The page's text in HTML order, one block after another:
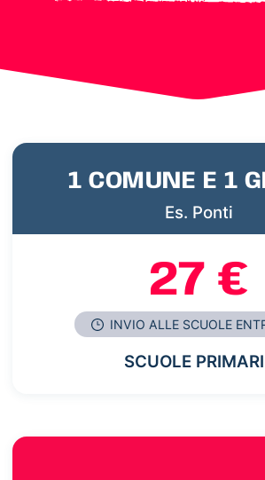
1 COMUNE E 1
Es. Ponti
27 €
INVIO ALLE SCUOLE
SCUOLE